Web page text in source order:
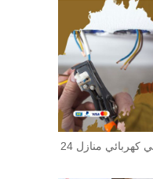
كهربائي اليرموك 52227340 فني كهربائي منازل 24